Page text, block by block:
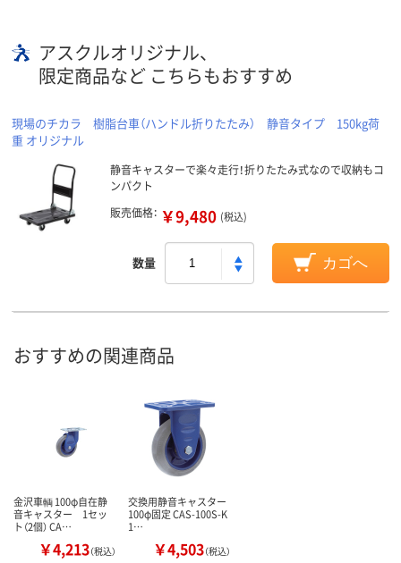
アスクルオリジナル、
限定商品など こちらもおすすめ
現場のチカラ 樹脂台車（ハンドル折りたたみ） 静音タイプ 150kg荷
重 オリジナル
静音キャスターで楽々走行！折りたたみ式なので収納もコ
ンパクト
販売価格： ￥9,480 (税込)
数量 カゴへ
おすすめの関連商品
金沢車輌 100φ自在静
音キャスター 1セッ
ト（2個） CA…
￥4,213（税込）
交換用静音キャスター
100φ固定 CAS-100S-K
1…
￥4,503（税込）